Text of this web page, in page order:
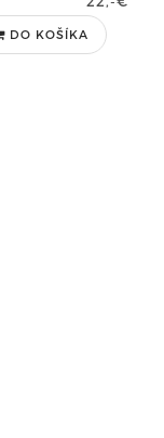
DO KOŠÍKA